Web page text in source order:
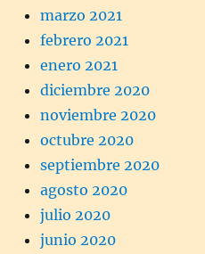
marzo 2021
febrero 2021
enero 2021
diciembre 2020
noviembre 2020
octubre 2020
septiembre 2020
agosto 2020
julio 2020
junio 2020